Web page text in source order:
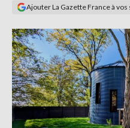
Ajouter La Gazette France à